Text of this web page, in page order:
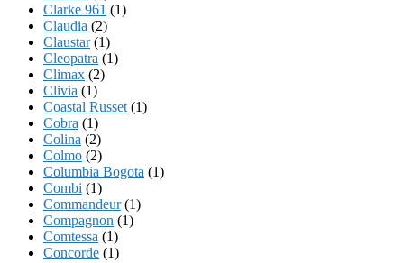
Clarke 961 (1)
Claudia (2)
Claustar(1)
Cleopatra (1)
Climax (2)
Clivia (1)
Coastal Russet (1)
Cobra (1)
Colina (2)
Colmo (2)
Columbia Bogota (1)
Combi (1)
Commandeur(1)
Compagnon (1)
Comtessa (1)
Concorde (1)